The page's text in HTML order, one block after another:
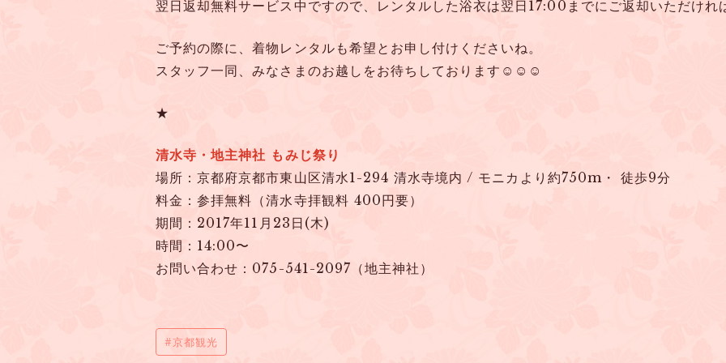
翌日返却無料サービス中ですので、レンタルした浴衣は翌日17:00までにご返却いただけれ
ご予約の際に、着物レンタルも希望とお申し付けくださいね。
スタッフ一同、みなさまのお越しをお待ちしております☺☺☺
★
清水寺・地主神社 もみじ祭り
場所：京都府京都市東山区清水1-294 清水寺境内 / モニカより約750m・ 徒歩9分
料金：参拝無料（清水寺拝観料 400円要）
期間：2017年11月23日(木)
時間：14:00〜
お問い合わせ：075-541-2097（地主神社）
京都観光